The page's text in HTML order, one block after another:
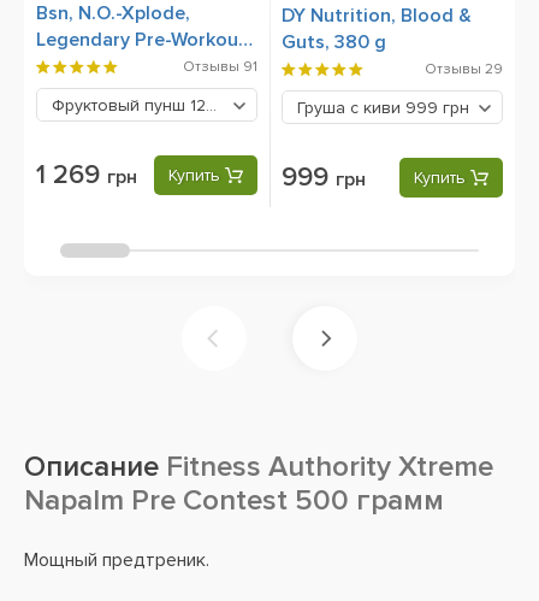
Bsn, N.O.-Xplode,
Legendary Pre-Workout,
555 g
Отзывы 91
Фруктовый пунш 1269 грн
1 269 грн Купить
DY Nutrition, Blood &
Guts, 380 g
Отзывы 29
Груша с киви 999 грн
999 грн Купить
Описание Fitness Authority Xtreme
Napalm Pre Contest 500 грамм
Мощный предтреник.